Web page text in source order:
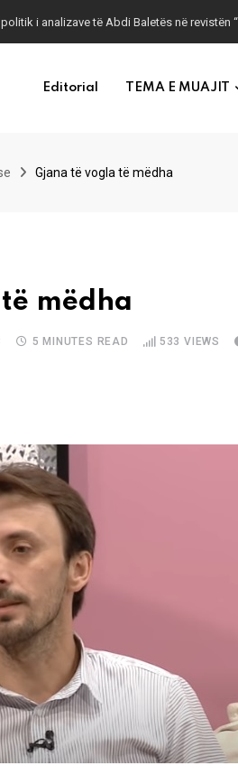
i analizave të Abdi Baletës në revistën
Editorial TEMA E MUAJIT
Gjana të vogla të mëdha
mëdha
5 MINUTES READ 533 VIEWS